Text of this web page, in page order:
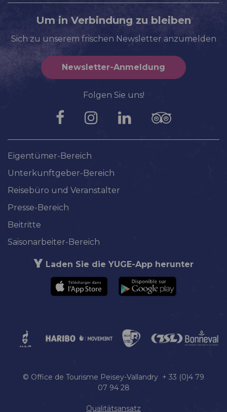
Um in Verbindung zu bleiben
Sich zu unserem frischen Newsletter anzumelden
Newsletter-Anmeldung
Folgen Sie uns!
Eigentümer-Bereich
Unterkunftgeber-Bereich
Reisebüro und Veranstalter
Presse-Bereich
Beitritte
Saisonarbeiter-Bereich
Laden Sie die YUGE-App herunter
© Office de Tourisme Peisey-Vallandry + 33 (0)4 79
07 94 28
Qualitätsansatz